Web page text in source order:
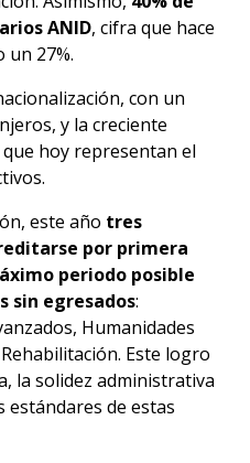
ANID, cifra que hace
un 27%.
con un
y la creciente
hoy representan el
este año tres
por primera
periodo posible
sin egresados:
Humanidades
Este logro
la solidez administrativa
estándares de estas